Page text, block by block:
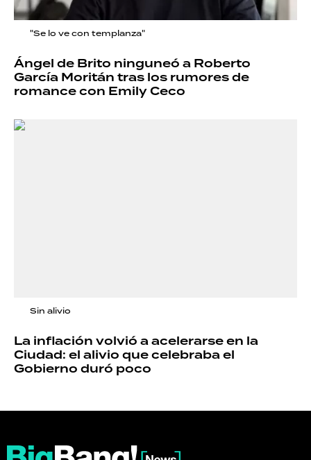
"Se lo ve con templanza"
Ángel de Brito ninguneó a Roberto
García Moritán tras los rumores de
romance con Emily Ceco
Sin alivio
La inflación volvió a acelerarse en la
Ciudad: el alivio que celebraba el
Gobierno duró poco